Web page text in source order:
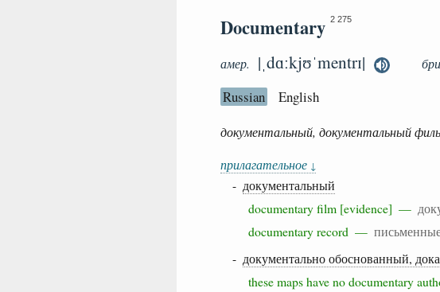
Documentary 2 275
амер. |ˌdɑːkjʊˈmentrɪ|
Russian English
документальный, документальный
прилагательное ↓
- документальный
documentary film [evidence] —
documentary record —
- документально обоснованный,
these maps have no documentary